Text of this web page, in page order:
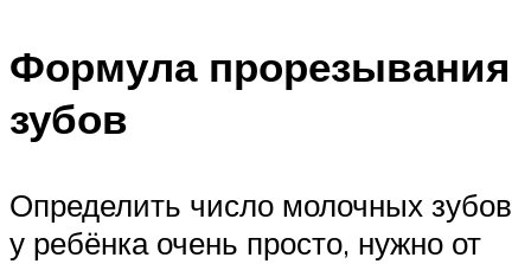
Формула прорезывания
зубов
Определить число молочных зубов
у ребёнка очень просто, нужно от